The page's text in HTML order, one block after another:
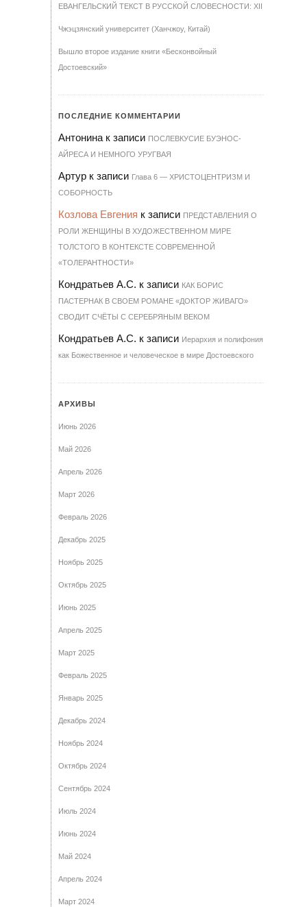
ЕВАНГЕЛЬСКИЙ ТЕКСТ В РУССКОЙ СЛОВЕСНОСТИ: XII
Чжэцзянский университет (Ханчжоу, Китай)
Вышло второе издание книги «Бесконвойный
Достоевский»
ПОСЛЕДНИЕ КОММЕНТАРИИ
Антонина к записи ПОСЛЕВКУСИЕ БУЭНОС-
АЙРЕСА И НЕМНОГО УРУГВАЯ
Артур к записи Гла­ва 6 — ХРИ­С­ТО­ЦЕН­Т­РИЗМ И
СО­БОР­НОСТЬ
Козлова Евгения к записи ПРЕДСТАВЛЕНИЯ О
РОЛИ ЖЕНЩИНЫ В ХУДОЖЕСТВЕННОМ МИРЕ
ТОЛСТОГО В КОНТЕКСТЕ СОВРЕМЕННОЙ
«ТОЛЕРАНТНОСТИ»
Кондратьев А.С. к записи КАК БОРИС
ПАСТЕРНАК В СВОЕМ РОМАНЕ «ДОКТОР ЖИВАГО»
СВОДИТ СЧЁТЫ С СЕРЕБРЯНЫМ ВЕКОМ
Кондратьев А.С. к записи Иерархия и полифония
как Божественное и человеческое в мире Достоевского
АРХИВЫ
Июнь 2026
Май 2026
Апрель 2026
Март 2026
Февраль 2026
Декабрь 2025
Ноябрь 2025
Октябрь 2025
Июнь 2025
Апрель 2025
Март 2025
Февраль 2025
Январь 2025
Декабрь 2024
Ноябрь 2024
Октябрь 2024
Сентябрь 2024
Июль 2024
Июнь 2024
Май 2024
Апрель 2024
Март 2024